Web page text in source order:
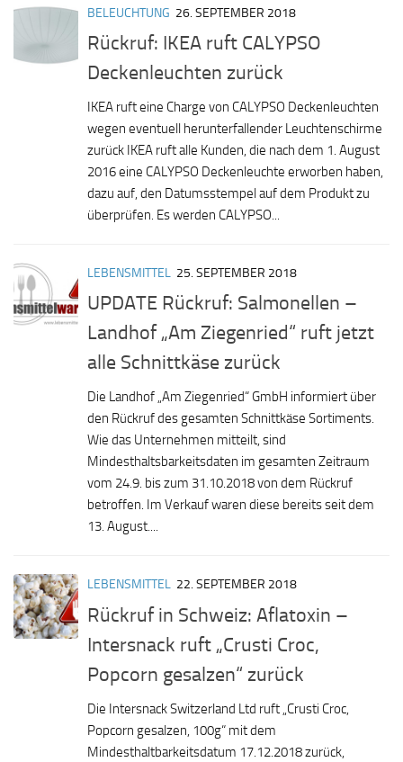
BELEUCHTUNG 26. SEPTEMBER 2018
Rückruf: IKEA ruft CALYPSO
Deckenleuchten zurück
IKEA ruft eine Charge von CALYPSO Deckenleuchten
wegen eventuell herunterfallender Leuchtenschirme
zurück IKEA ruft alle Kunden, die nach dem 1. August
2016 eine CALYPSO Deckenleuchte erworben haben,
dazu auf, den Datumsstempel auf dem Produkt zu
überprüfen. Es werden CALYPSO...
LEBENSMITTEL 25. SEPTEMBER 2018
UPDATE Rückruf: Salmonellen –
Landhof „Am Ziegenried“ ruft jetzt
alle Schnittkäse zurück
Die Landhof „Am Ziegenried“ GmbH informiert über
den Rückruf des gesamten Schnittkäse Sortiments.
Wie das Unternehmen mitteilt, sind
Mindesthaltsbarkeitsdaten im gesamten Zeitraum
vom 24.9. bis zum 31.10.2018 von dem Rückruf
betroffen. Im Verkauf waren diese bereits seit dem
13. August....
LEBENSMITTEL 22. SEPTEMBER 2018
Rückruf in Schweiz: Aflatoxin –
Intersnack ruft „Crusti Croc,
Popcorn gesalzen“ zurück
Die Intersnack Switzerland Ltd ruft „Crusti Croc,
Popcorn gesalzen, 100g“ mit dem
Mindesthaltbarkeitsdatum 17.12.2018 zurück,